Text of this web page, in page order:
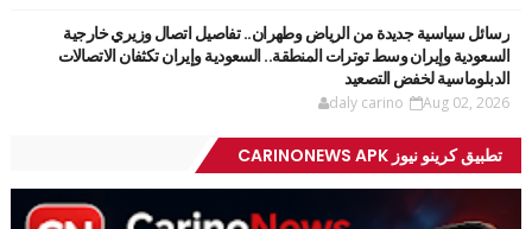
رسائل سياسية جديدة من الرياض وطهران.. تفاصيل اتصال وزيري خارجية
السعودية وإيران وسط توترات المنطقة.. السعودية وإيران تكثفان الاتصالات
الدبلوماسية لخفض التصعيد
daly carino Aug 02, 2026
تطبيق كرينو نيوز CARINONEWS APK